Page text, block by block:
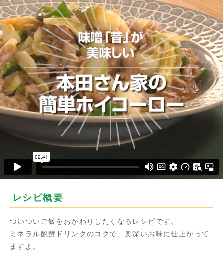
レシピ概要
ついついご飯をおかわりしたくなるレシピです。
ミネラル醗酵ドリンクのコクで、奥深いお味に仕上がって
ますよ。